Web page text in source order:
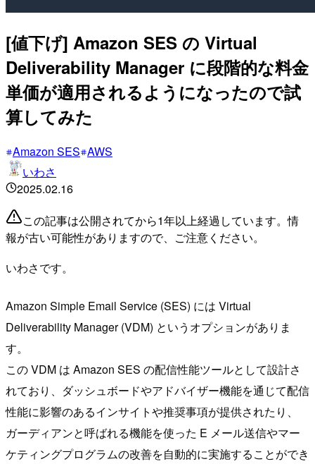
[値下げ] Amazon SES の Virtual
Deliverability Manager に段階的な料金
単価が適用されるようになったので試
算してみた
Amazon SES AWS
いわさ
2025.02.16
この記事は公開されてから1年以上経過しています。情
報が古い可能性がありますので、ご注意ください。
いわさです。
Amazon Simple Email Service (SES) には Virtual
Deliverability Manager (VDM) というオプションがありま
す。
この VDM は Amazon SES の配信性能ツールとして設計さ
れており、ダッシュボードやアドバイザー機能を通じて配信
性能に影響のあるインサイトや推奨事項が提供されたり、
ガーディアンと呼ばれる機能を使った E メール送信やマー
ケティングプログラムの改善を自動的に実施することができ